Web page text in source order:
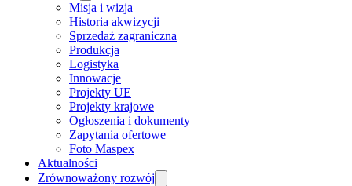
Misja i wizja
Historia akwizycji
Sprzedaż zagraniczna
Produkcja
Logistyka
Innowacje
Projekty UE
Projekty krajowe
Ogłoszenia i dokumenty
Zapytania ofertowe
Foto Maspex
Aktualności
Zrównoważony rozwój